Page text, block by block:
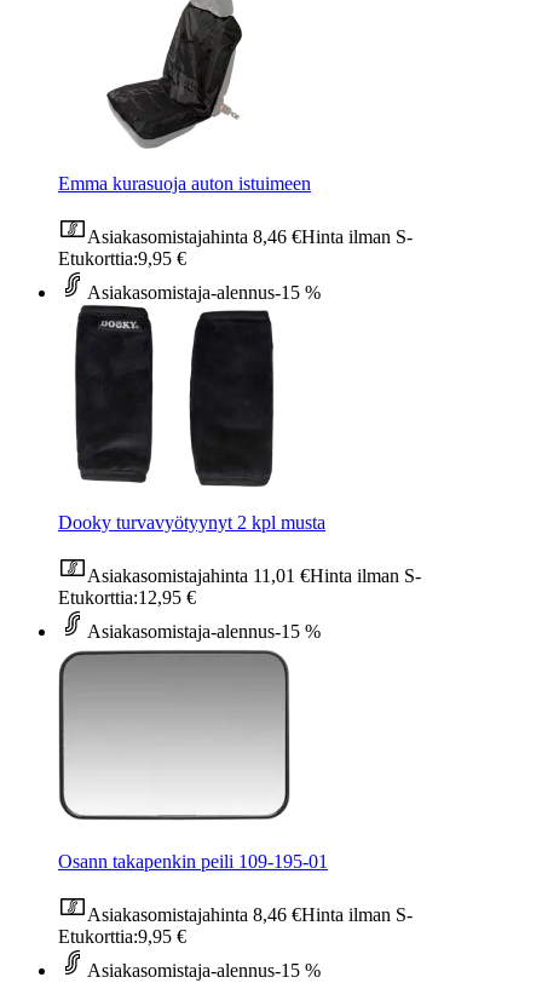
Emma kurasuoja auton istuimeen
Asiakasomistajahinta 8,46 €Hinta ilman S-
Etukorttia:9,95 €
Asiakasomistaja-alennus-15 %
Dooky turvavyötyynyt 2 kpl musta
Asiakasomistajahinta 11,01 €Hinta ilman S-
Etukorttia:12,95 €
Asiakasomistaja-alennus-15 %
Osann takapenkin peili 109-195-01
Asiakasomistajahinta 8,46 €Hinta ilman S-
Etukorttia:9,95 €
Asiakasomistaja-alennus-15 %